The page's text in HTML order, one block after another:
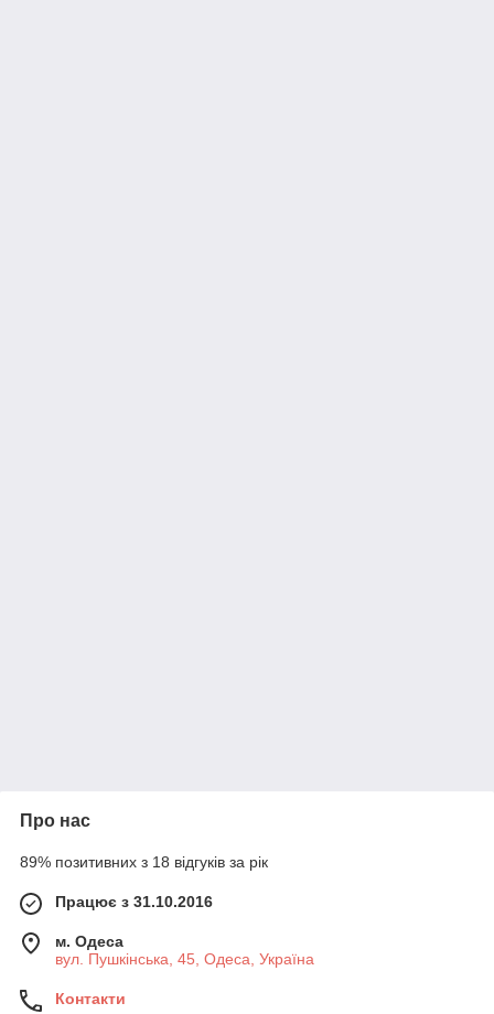
Про нас
89% позитивних з 18 відгуків за рік
Працює з 31.10.2016
м. Одеса
вул. Пушкінська, 45, Одеса, Україна
Контакти